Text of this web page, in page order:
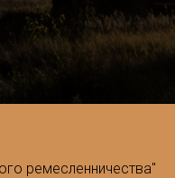
ремесленничества"